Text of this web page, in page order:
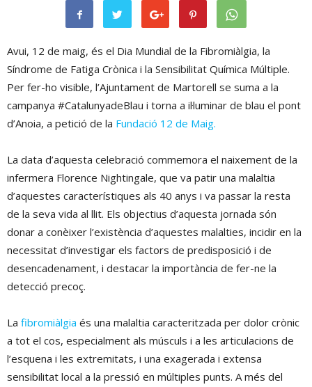
Avui, 12 de maig, és el Dia Mundial de la Fibromiàlgia, la
Síndrome de Fatiga Crònica i la Sensibilitat Química Múltiple.
Per fer-ho visible, l’Ajuntament de Martorell se suma a la
campanya #CatalunyadeBlau i torna a il·luminar de blau el pont
d’Anoia, a petició de la Fundació 12 de Maig.
La data d’aquesta celebració commemora el naixement de la
infermera Florence Nightingale, que va patir una malaltia
d’aquestes característiques als 40 anys i va passar la resta
de la seva vida al llit. Els objectius d’aquesta jornada són
donar a conèixer l’existència d’aquestes malalties, incidir en la
necessitat d’investigar els factors de predisposició i de
desencadenament, i destacar la importància de fer-ne la
detecció precoç.
La fibromiàlgia és una malaltia caracteritzada per dolor crònic
a tot el cos, especialment als músculs i a les articulacions de
l’esquena i les extremitats, i una exagerada i extensa
sensibilitat local a la pressió en múltiples punts. A més del